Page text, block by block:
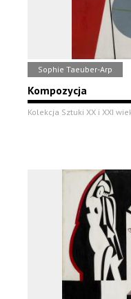
Sophie Taeuber-Arp
Kompozycja
Kolekcja Sztuki XX i XXI